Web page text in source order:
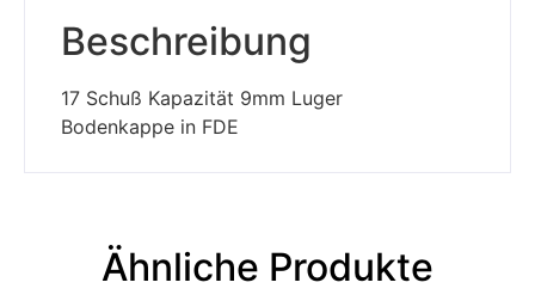
Beschreibung
17 Schuß Kapazität 9mm Luger
Bodenkappe in FDE
Ähnliche Produkte